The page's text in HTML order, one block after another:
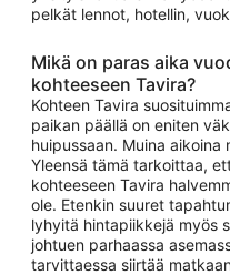
pelkät lennot, hotellin,
Mikä on paras aika
kohteeseen Tavira?
Kohteen Tavira
paikan päällä on eniten
huipussaan. Muina aikoina
Yleensä tämä tarkoittaa,
kohteeseen Tavira
ole. Etenkin suuret
lyhyitä hintapiikkejä myös
johtuen parhaassa
tarvittaessa siirtää